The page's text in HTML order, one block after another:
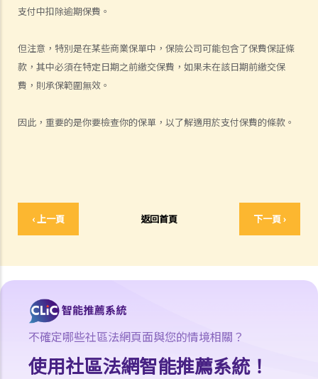
支付中扣除逾期保費。
但注意，特別是在某些商業保單中，保險公司可能包含了保費保証條
款，其中必須在特定日期之前繳交保費，如果未在該日期前繳交保
費，則承保範圍無效。
因此，重要的是你要檢查你的保單，以了解適用於支付保費的條款。
‹ 上一頁 返回首頁 下一頁 ›
我可以透過甚麼渠道購買保險產品?
1. 保險中介人有兩類─保險代理（insurance agent） 和保險經紀
（insurance broker）。兩者的角色或職責有甚麼分別？他們的專業資
格又有何不同？他們是否需要在認可機構註冊後才可工作？
庭或向其他認可機構投訴？法庭或其他機構有否就每項索償或投訴設立
6. 保險代理利用虛假資料誘導我購買保險。我可否終止該保單合約及要
7. 保險代理要求我把現金交給他，讓他可以代我準時繳交保費。他可以
這樣處理保費嗎？
b. 保險科技及虛擬保險公司
1. 甚麼是保險科技?
不確定哪些社區法網頁面與您的情境相關？
使用社區法網智能推薦系統！